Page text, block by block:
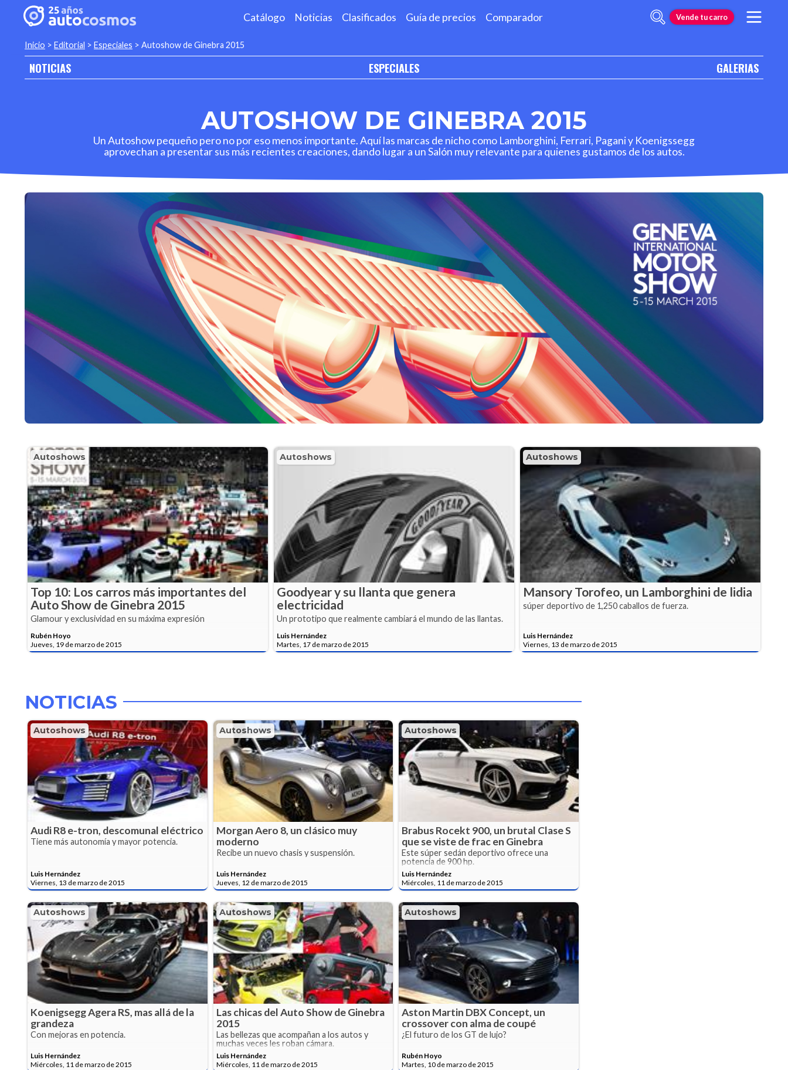
Catálogo Noticias Clasificados Guía de precios Comparador Vende tu carro
Inicio > Editorial > Especiales > Autoshow de Ginebra 2015
NOTICIAS ESPECIALES GALERIAS
AUTOSHOW DE GINEBRA 2015
Un Autoshow pequeño pero no por eso menos importante. Aquí las marcas de nicho como Lamborghini, Ferrari, Pagani y Koenigssegg
aprovechan a presentar sus más recientes creaciones, dando lugar a un Salón muy relevante para quienes gustamos de los autos.
Autoshows
Top 10: Los carros más importantes del
Auto Show de Ginebra 2015
Glamour y exclusividad en su máxima expresión
Rubén Hoyo
Jueves, 19 de marzo de 2015
Autoshows
Goodyear y su llanta que genera
electricidad
Un prototipo que realmente cambiará el mundo de las llantas.
Luis Hernández
Martes, 17 de marzo de 2015
Autoshows
Mansory Torofeo, un Lamborghini de lidia
súper deportivo de 1,250 caballos de fuerza.
Luis Hernández
Viernes, 13 de marzo de 2015
NOTICIAS
Autoshows
Audi R8 e-tron, descomunal eléctrico
Tiene más autonomía y mayor potencia.
Luis Hernández
Viernes, 13 de marzo de 2015
Autoshows
Morgan Aero 8, un clásico muy
moderno
Recibe un nuevo chasis y suspensión.
Luis Hernández
Jueves, 12 de marzo de 2015
Autoshows
Brabus Rocekt 900, un brutal Clase S
que se viste de frac en Ginebra
Este súper sedán deportivo ofrece una
potencia de 900 hp.
Luis Hernández
Miércoles, 11 de marzo de 2015
Autoshows
Koenigsegg Agera RS, mas allá de la
grandeza
Con mejoras en potencia.
Luis Hernández
Miércoles, 11 de marzo de 2015
Autoshows
Las chicas del Auto Show de Ginebra
2015
Las bellezas que acompañan a los autos y
muchas veces les roban cámara.
Luis Hernández
Miércoles, 11 de marzo de 2015
Autoshows
Aston Martin DBX Concept, un
crossover con alma de coupé
¿El futuro de los GT de lujo?
Rubén Hoyo
Martes, 10 de marzo de 2015